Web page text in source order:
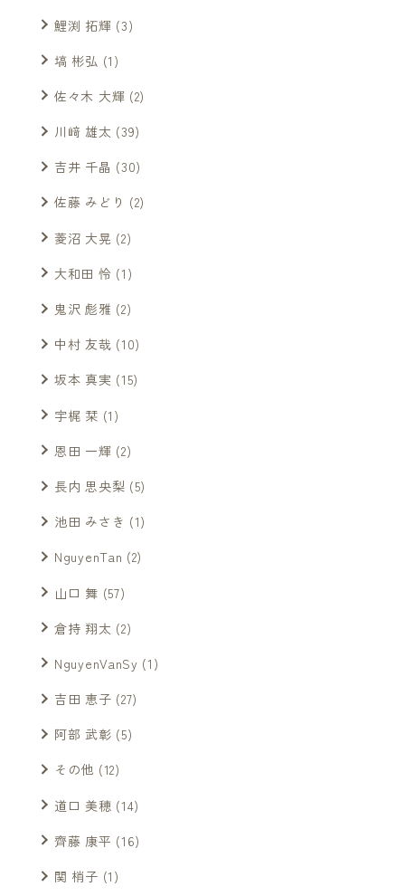
鯉渕 拓輝 (3)
塙 彬弘 (1)
佐々木 大輝 (2)
川﨑 雄太 (39)
吉井 千晶 (30)
佐藤 みどり (2)
菱沼 大晃 (2)
大和田 怜 (1)
鬼沢 彪雅 (2)
中村 友哉 (10)
坂本 真実 (15)
宇梶 栞 (1)
恩田 一輝 (2)
長内 思央梨 (5)
池田 みさき (1)
NguyenTan (2)
山口 舞 (57)
倉持 翔太 (2)
NguyenVanSy (1)
吉田 恵子 (27)
阿部 武彰 (5)
その他 (12)
道口 美穂 (14)
齊藤 康平 (16)
関 梢子 (1)